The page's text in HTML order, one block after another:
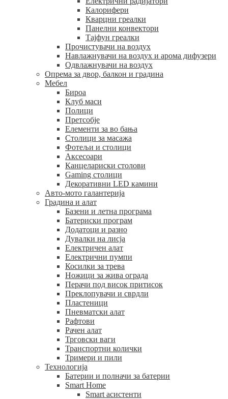
Калорифери
Кварцни греалки
Панелни конвектори
Тајфун греалки
Прочистувачи на воздух
Навлажнувачи на воздух и арома дифузери
Одвлажнувачи на воздух
Опрема за двор, балкон и градина
Мебел
Бироа
Клуб маси
Полици
Претсобје
Елементи за во бања
Столици за масажа
Фотељи и столици
Аксесоари
Канцелариски столови
Gaming столици
Декоративни LED камини
Авто-мото галантерија
Градина и алат
Базени и летна програма
Батериски програм
Додатоци и разно
Дувалки на лисја
Електричен алат
Електрични пумпи
Косилки за трева
Ножици за жива ограда
Перачи под висок притисок
Преклопувачи и сврдли
Пластеници
Пневматски алат
Рафтови
Рачен алат
Трговски ваги
Транспортни колички
Тримери и пили
Технологија
Батерии и полначи за батерии
Smart Home
Smart асистенти